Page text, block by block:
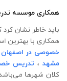
همکاری موسسه
باید خاطر نشان
همکاری با بهترین
خصوصی در اصفهان
مشهد ، تدریس
کلان شهرها